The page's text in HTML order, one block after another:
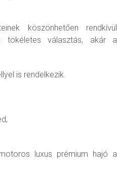
köszönhetően rendkívül
tökéletes választás, akár a
is rendelkezik.
luxus prémium hajó a